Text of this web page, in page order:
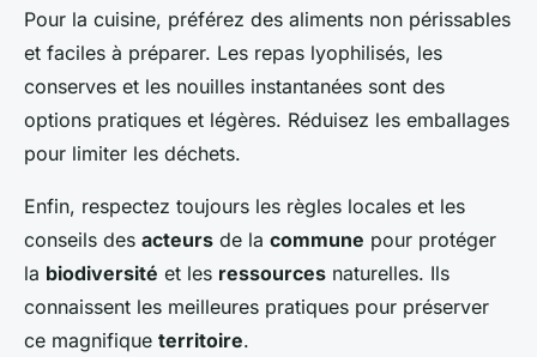
Pour la cuisine, préférez des aliments non périssables
et faciles à préparer. Les repas lyophilisés, les
conserves et les nouilles instantanées sont des
options pratiques et légères. Réduisez les emballages
pour limiter les déchets.
Enfin, respectez toujours les règles locales et les
conseils des acteurs de la commune pour protéger
la biodiversité et les ressources naturelles. Ils
connaissent les meilleures pratiques pour préserver
ce magnifique territoire.